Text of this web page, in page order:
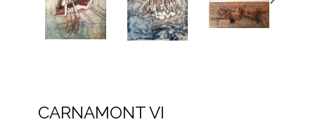
CARNAMONT VI